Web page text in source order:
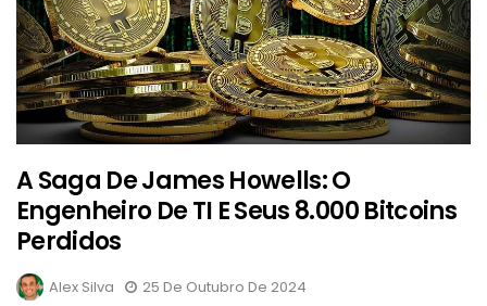
A Saga De James Howells: O
Engenheiro De TI E Seus 8.000 Bitcoins
Perdidos
Alex Silva 25 De Outubro De 2024